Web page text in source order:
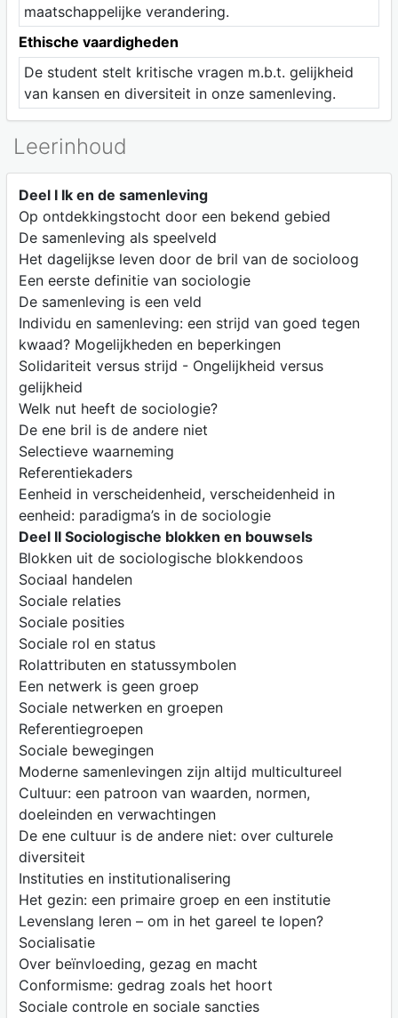
maatschappelijke verandering.
Ethische vaardigheden
De student stelt kritische vragen m.b.t. gelijkheid
van kansen en diversiteit in onze samenleving.
Leerinhoud
Deel I Ik en de samenleving
Op ontdekkingstocht door een bekend gebied
De samenleving als speelveld
Het dagelijkse leven door de bril van de socioloog
Een eerste definitie van sociologie
De samenleving is een veld
Individu en samenleving: een strijd van goed tegen
kwaad? Mogelijkheden en beperkingen
Solidariteit versus strijd - Ongelijkheid versus
gelijkheid
Welk nut heeft de sociologie?
De ene bril is de andere niet
Selectieve waarneming
Referentiekaders
Eenheid in verscheidenheid, verscheidenheid in
eenheid: paradigma’s in de sociologie
Deel II Sociologische blokken en bouwsels
Blokken uit de sociologische blokkendoos
Sociaal handelen
Sociale relaties
Sociale posities
Sociale rol en status
Rolattributen en statussymbolen
Een netwerk is geen groep
Sociale netwerken en groepen
Referentiegroepen
Sociale bewegingen
Moderne samenlevingen zijn altijd multicultureel
Cultuur: een patroon van waarden, normen,
doeleinden en verwachtingen
De ene cultuur is de andere niet: over culturele
diversiteit
Instituties en institutionalisering
Het gezin: een primaire groep en een institutie
Levenslang leren – om in het gareel te lopen?
Socialisatie
Over beïnvloeding, gezag en macht
Conformisme: gedrag zoals het hoort
Sociale controle en sociale sancties